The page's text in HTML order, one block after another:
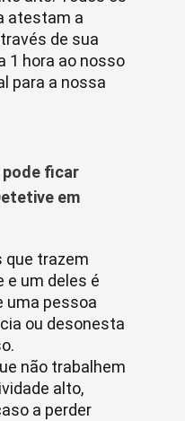
atestam a
de sua
1 hora ao nosso
para a nossa
pode ficar
em
que trazem
um deles é
uma pessoa
ou desonesta
não trabalhem
alto,
a perder